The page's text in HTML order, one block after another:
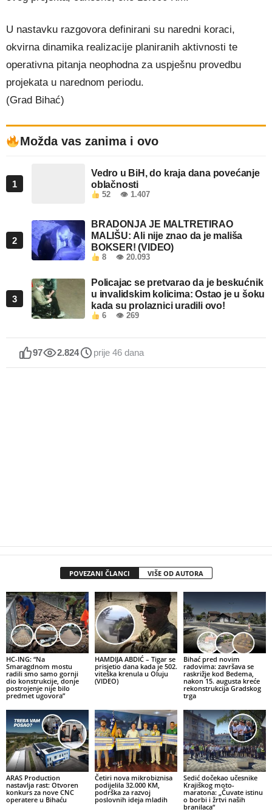
U nastavku razgovora definirani su naredni koraci,
okvirna dinamika realizacije planiranih aktivnosti te
operativna pitanja neophodna za uspješnu provedbu
projekata u narednom periodu.
(Grad Bihać)
Možda vas zanima i ovo
1
Vedro u BiH, do kraja dana povećanje
oblačnosti
52 👁 1.407
2
BRADONJA JE MALTRETIRAO
MALIŠU: Ali nije znao da je mališa
BOKSER! (VIDEO)
8 👁 20.093
3
Policajac se pretvarao da je beskućnik
u invalidskim kolicima: Ostao je u šoku
kada su prolaznici uradili ovo!
6 👁 269
97 2.824 prije 46 dana
POVEZANI ČLANCI VIŠE OD AUTORA
HC-ING: “Na
Smaragdnom mostu
radili smo samo gornji
dio konstrukcije, donje
postrojenje nije bilo
predmet ugovora”
HAMDIJA ABDIĆ – Tigar se
prisjetio dana kada je 502.
viteška krenula u Oluju
(VIDEO)
Bihać pred novim
radovima: završava se
raskrižje kod Bedema,
nakon 15. augusta kreće
rekonstrukcija Gradskog
trga
ARAS Production
nastavlja rast: Otvoren
konkurs za nove CNC
operatere u Bihaću
Četiri nova mikrobiznisa
podijelila 32.000 KM,
podrška za razvoj
poslovnih ideja mladih
Sedić dočekao učesnike
Krajiškog moto-
maratona: „Čuvate istinu
o borbi i žrtvi naših
branilaca“